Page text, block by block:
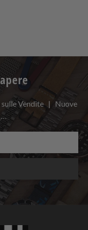
sulle Vendite | Nuove